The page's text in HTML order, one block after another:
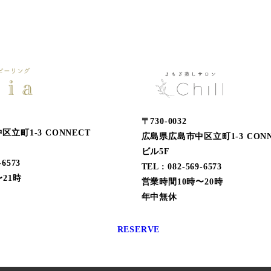
区立町1-3 CONNECT
21時
〒730-0032
広島県広島市中区立町1-3
ビル5F
TEL : 082-569-6573
営業時間10時〜20時
年中無休
RESERVE